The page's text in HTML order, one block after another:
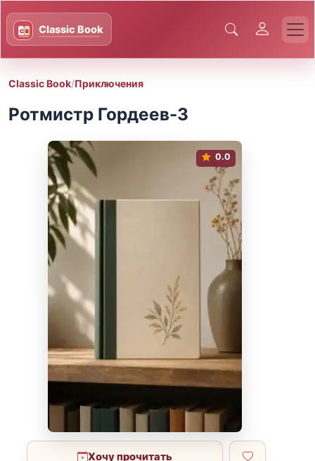
Classic Book/Приключения
Ротмистр Гордеев-3
0.0
Хочу прочитать